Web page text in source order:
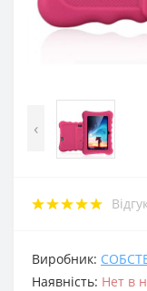
‹
Виробник:
Наявність: Нет в